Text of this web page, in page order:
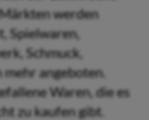
werden
Spielwaren,
Schmuck,
angeboten.
Waren, die es
zu kaufen gibt.